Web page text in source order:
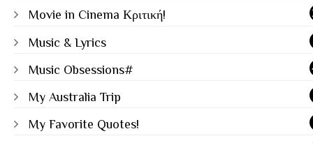
Movie in Cinema Κριτική!
Music & Lyrics
Music Obsessions#
My Australia Trip
My Favorite Quotes!